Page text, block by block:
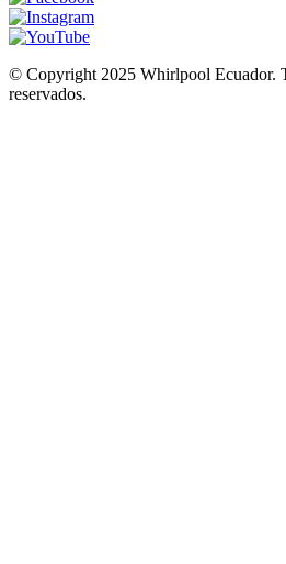
© Copyright 2025 Whirlpool Ecuador.
reservados.